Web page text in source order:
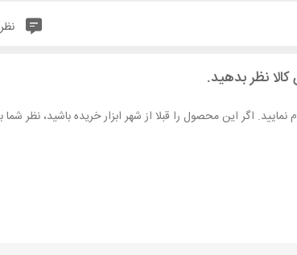
نظر بدهید.
نمایید. اگر این محصول را قبلا از شهر ابزار خریده باشید،